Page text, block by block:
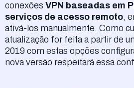
conexões VPN baseadas em
serviços de acesso remoto,
ativá-los manualmente. Como
atualização for feita a partir de
2019 com estas opções
nova versão respeitará essa